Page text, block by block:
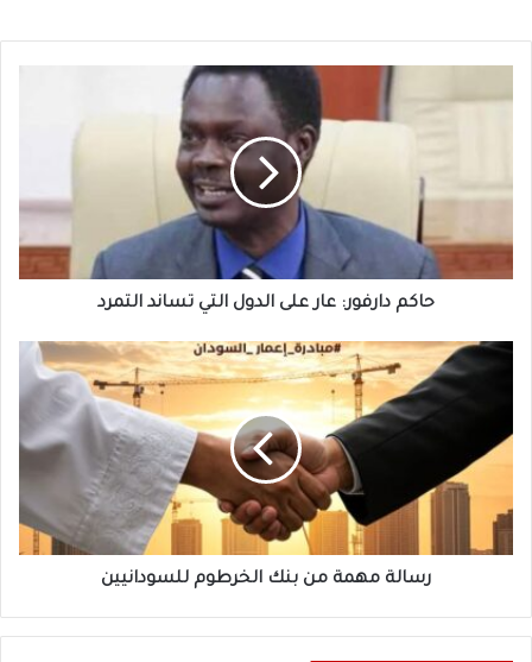
دارفور:
التي
التمرد
حاكم دارفور: عار على الدول التي تساند التمرد
رسالة
الخرطوم
للسودانيين
رسالة مهمة من بنك الخرطوم للسودانيين